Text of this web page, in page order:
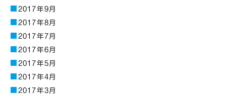
2017年9月
2017年8月
2017年7月
2017年6月
2017年5月
2017年4月
2017年3月